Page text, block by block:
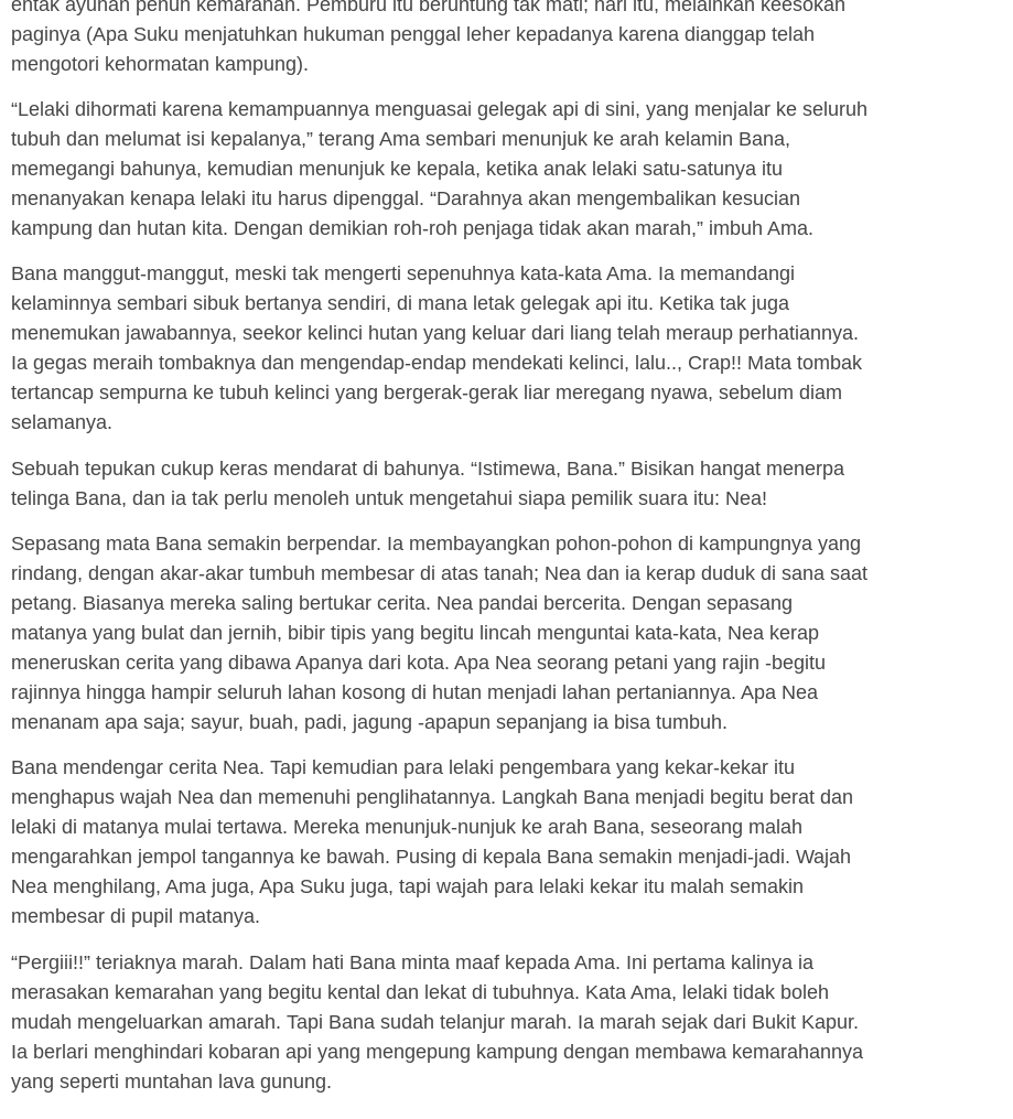
paginya (Apa Suku menjatuhkan hukuman penggal leher kepadanya karena dianggap telah
mengotori kehormatan kampung).
“Lelaki dihormati karena kemampuannya menguasai gelegak api di sini, yang menjalar ke seluruh
tubuh dan melumat isi kepalanya,” terang Ama sembari menunjuk ke arah kelamin Bana,
memegangi bahunya, kemudian menunjuk ke kepala, ketika anak lelaki satu-satunya itu
menanyakan kenapa lelaki itu harus dipenggal. “Darahnya akan mengembalikan kesucian
kampung dan hutan kita. Dengan demikian roh-roh penjaga tidak akan marah,” imbuh Ama.
Bana manggut-manggut, meski tak mengerti sepenuhnya kata-kata Ama. Ia memandangi
kelaminnya sembari sibuk bertanya sendiri, di mana letak gelegak api itu. Ketika tak juga
menemukan jawabannya, seekor kelinci hutan yang keluar dari liang telah meraup perhatiannya.
Ia gegas meraih tombaknya dan mengendap-endap mendekati kelinci, lalu.., Crap!! Mata tombak
tertancap sempurna ke tubuh kelinci yang bergerak-gerak liar meregang nyawa, sebelum diam
selamanya.
Sebuah tepukan cukup keras mendarat di bahunya. “Istimewa, Bana.” Bisikan hangat menerpa
telinga Bana, dan ia tak perlu menoleh untuk mengetahui siapa pemilik suara itu: Nea!
Sepasang mata Bana semakin berpendar. Ia membayangkan pohon-pohon di kampungnya yang
rindang, dengan akar-akar tumbuh membesar di atas tanah; Nea dan ia kerap duduk di sana saat
petang. Biasanya mereka saling bertukar cerita. Nea pandai bercerita. Dengan sepasang
matanya yang bulat dan jernih, bibir tipis yang begitu lincah menguntai kata-kata, Nea kerap
meneruskan cerita yang dibawa Apanya dari kota. Apa Nea seorang petani yang rajin -begitu
rajinnya hingga hampir seluruh lahan kosong di hutan menjadi lahan pertaniannya. Apa Nea
menanam apa saja; sayur, buah, padi, jagung -apapun sepanjang ia bisa tumbuh.
Bana mendengar cerita Nea. Tapi kemudian para lelaki pengembara yang kekar-kekar itu
menghapus wajah Nea dan memenuhi penglihatannya. Langkah Bana menjadi begitu berat dan
lelaki di matanya mulai tertawa. Mereka menunjuk-nunjuk ke arah Bana, seseorang malah
mengarahkan jempol tangannya ke bawah. Pusing di kepala Bana semakin menjadi-jadi. Wajah
Nea menghilang, Ama juga, Apa Suku juga, tapi wajah para lelaki kekar itu malah semakin
membesar di pupil matanya.
“Pergiii!!” teriaknya marah. Dalam hati Bana minta maaf kepada Ama. Ini pertama kalinya ia
merasakan kemarahan yang begitu kental dan lekat di tubuhnya. Kata Ama, lelaki tidak boleh
mudah mengeluarkan amarah. Tapi Bana sudah telanjur marah. Ia marah sejak dari Bukit Kapur.
Ia berlari menghindari kobaran api yang mengepung kampung dengan membawa kemarahannya
yang seperti muntahan lava gunung.